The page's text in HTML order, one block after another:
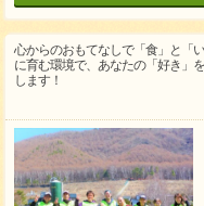
心からのおもてなしで「食」と「
に育む環境で、あなたの「好き」
します！